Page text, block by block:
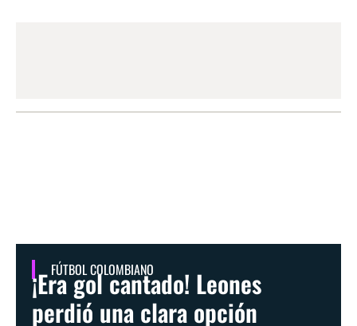
FÚTBOL COLOMBIANO
¡Era gol cantado! Leones
perdió una clara opción